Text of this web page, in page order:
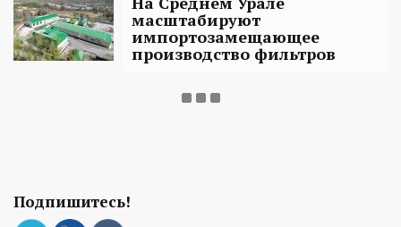
масштабируют
импортозамещающее
производство фильтров
Подпишитесь!